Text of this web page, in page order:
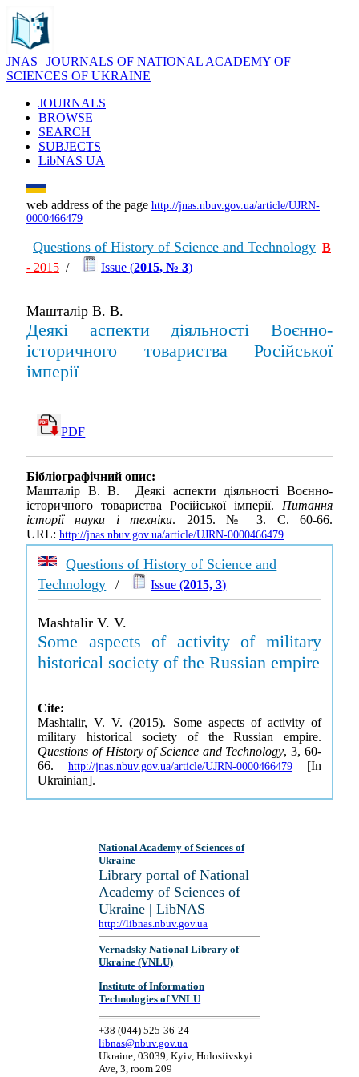
JNAS | JOURNALS OF NATIONAL ACADEMY OF
SCIENCES OF UKRAINE
JOURNALS
BROWSE
SEARCH
SUBJECTS
LibNAS UA
web address of the page http://jnas.nbuv.gov.ua/article/UJRN-
0000466479
Questions of History of Science and Technology В
- 2015 / Issue (2015, № 3)
Машталір В. В.
Деякі аспекти діяльності Воєнно-
історичного товариства Російської
імперії
PDF
Бібліографічний опис:
Машталір В. В. Деякі аспекти діяльності Воєнно-
історичного товариства Російської імперії. Питання
історії науки і техніки. 2015. № 3. С. 60-66.
URL: http://jnas.nbuv.gov.ua/article/UJRN-0000466479
Questions of History of Science and
Technology / Issue (2015, 3)
Mashtalir V. V.
Some aspects of activity of military
historical society of the Russian empire
Cite:
Mashtalir, V. V. (2015). Some aspects of activity of
military historical society of the Russian empire.
Questions of History of Science and Technology, 3, 60-
66. http://jnas.nbuv.gov.ua/article/UJRN-0000466479 [In
Ukrainian].
National Academy of Sciences of
Ukraine
Library portal of National
Academy of Sciences of
Ukraine | LibNAS
http://libnas.nbuv.gov.ua
Vernadsky National Library of
Ukraine (VNLU)
Institute of Information
Technologies of VNLU
+38 (044) 525-36-24
libnas@nbuv.gov.ua
Ukraine, 03039, Kyiv, Holosiivskyi
Ave, 3, room 209